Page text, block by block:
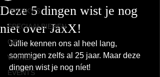
WHISKY'S
SPECIAALBIEREN
GIN
WIJNEN
EVENTS
Deze 5 dingen wist je nog
niet over JaxX!
Jullie kennen ons al heel lang,
sommigen zelfs al 25 jaar. Maar deze
dingen wist je nog níet!